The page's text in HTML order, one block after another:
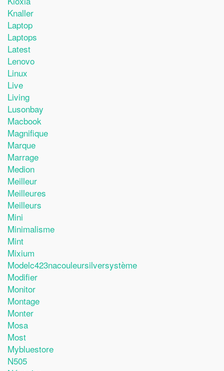
Knaller
Laptop
Laptops
Latest
Lenovo
Linux
Live
Living
Lusonbay
Macbook
Magnifique
Marque
Marrage
Medion
Meilleur
Meilleures
Meilleurs
Mini
Minimalisme
Mint
Mixium
Modelc423nacouleursilversystème
Modifier
Monitor
Montage
Monter
Mosa
Most
Mybluestore
N505